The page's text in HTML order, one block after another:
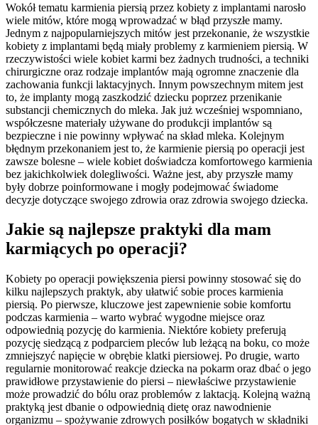
Wokół tematu karmienia piersią przez kobiety z implantami narosło
wiele mitów, które mogą wprowadzać w błąd przyszłe mamy.
Jednym z najpopularniejszych mitów jest przekonanie, że wszystkie
kobiety z implantami będą miały problemy z karmieniem piersią. W
rzeczywistości wiele kobiet karmi bez żadnych trudności, a techniki
chirurgiczne oraz rodzaje implantów mają ogromne znaczenie dla
zachowania funkcji laktacyjnych. Innym powszechnym mitem jest
to, że implanty mogą zaszkodzić dziecku poprzez przenikanie
substancji chemicznych do mleka. Jak już wcześniej wspomniano,
współczesne materiały używane do produkcji implantów są
bezpieczne i nie powinny wpływać na skład mleka. Kolejnym
błędnym przekonaniem jest to, że karmienie piersią po operacji jest
zawsze bolesne – wiele kobiet doświadcza komfortowego karmienia
bez jakichkolwiek dolegliwości. Ważne jest, aby przyszłe mamy
były dobrze poinformowane i mogły podejmować świadome
decyzje dotyczące swojego zdrowia oraz zdrowia swojego dziecka.
Jakie są najlepsze praktyki dla mam
karmiących po operacji?
Kobiety po operacji powiększenia piersi powinny stosować się do
kilku najlepszych praktyk, aby ułatwić sobie proces karmienia
piersią. Po pierwsze, kluczowe jest zapewnienie sobie komfortu
podczas karmienia – warto wybrać wygodne miejsce oraz
odpowiednią pozycję do karmienia. Niektóre kobiety preferują
pozycję siedzącą z podparciem pleców lub leżącą na boku, co może
zmniejszyć napięcie w obrębie klatki piersiowej. Po drugie, warto
regularnie monitorować reakcje dziecka na pokarm oraz dbać o jego
prawidłowe przystawienie do piersi – niewłaściwe przystawienie
może prowadzić do bólu oraz problemów z laktacją. Kolejną ważną
praktyką jest dbanie o odpowiednią dietę oraz nawodnienie
organizmu – spożywanie zdrowych posiłków bogatych w składniki